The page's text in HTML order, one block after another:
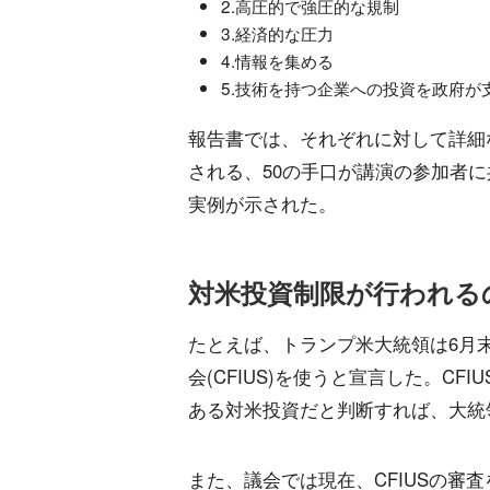
2.高圧的で強圧的な規制
3.経済的な圧力
4.情報を集める
5.技術を持つ企業への投資を政府が
報告書では、それぞれに対して詳
される、50の手口が講演の参加者
実例が示された。
対米投資制限が行われ
たとえば、トランプ米大統領は6月
会(CFIUS)を使うと宣言した。
ある対米投資だと判断すれば、大
また、議会では現在、CFIUSの審